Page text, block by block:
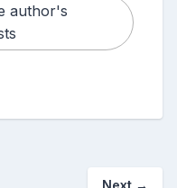
author's
Next →